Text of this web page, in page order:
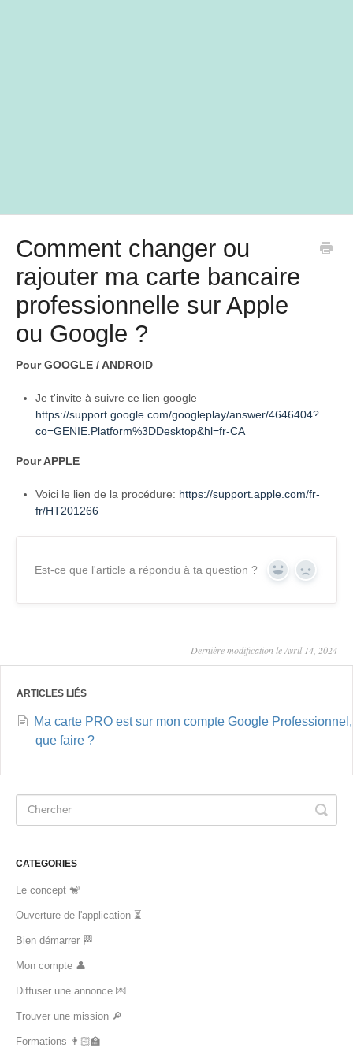
Comment changer ou
rajouter ma carte bancaire
professionnelle sur Apple
ou Google ?
Pour GOOGLE / ANDROID
Je t'invite à suivre ce lien google
https://support.google.com/googleplay/answer/4646404?
co=GENIE.Platform%3DDesktop&hl=fr-CA
Pour APPLE
Voici le lien de la procédure: https://support.apple.com/fr-
fr/HT201266
Est-ce que l'article a répondu à ta question ? Yes No
Dernière modification le Avril 14, 2024
ARTICLES LIÉS
Ma carte PRO est sur mon compte Google Professionnel,
que faire ?
CATEGORIES
Le concept 🐒
Ouverture de l'application ⏳
Bien démarrer 🏁
Mon compte 👤
Diffuser une annonce 💌
Trouver une mission 🔎
Formations 👩🏻‍🏫